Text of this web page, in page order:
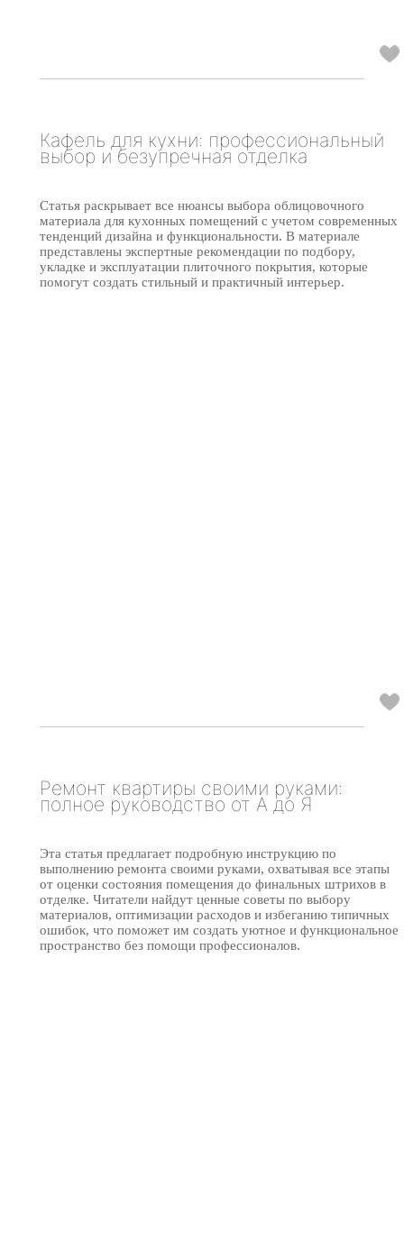
Кафель для кухни: профессиональный
выбор и безупречная отделка
Статья раскрывает все нюансы выбора облицовочного
материала для кухонных помещений с учетом современных
тенденций дизайна и функциональности. В материале
представлены экспертные рекомендации по подбору,
укладке и эксплуатации плиточного покрытия, которые
помогут создать стильный и практичный интерьер.
Ремонт квартиры своими руками:
полное руководство от А до Я
Эта статья предлагает подробную инструкцию по
выполнению ремонта своими руками, охватывая все этапы
от оценки состояния помещения до финальных штрихов в
отделке. Читатели найдут ценные советы по выбору
материалов, оптимизации расходов и избеганию типичных
ошибок, что поможет им создать уютное и функциональное
пространство без помощи профессионалов.